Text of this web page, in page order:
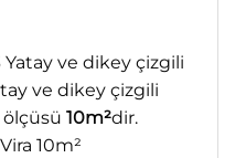
Yatay ve dikey çizgili
ve dikey çizgili
10m²dir.
10m²